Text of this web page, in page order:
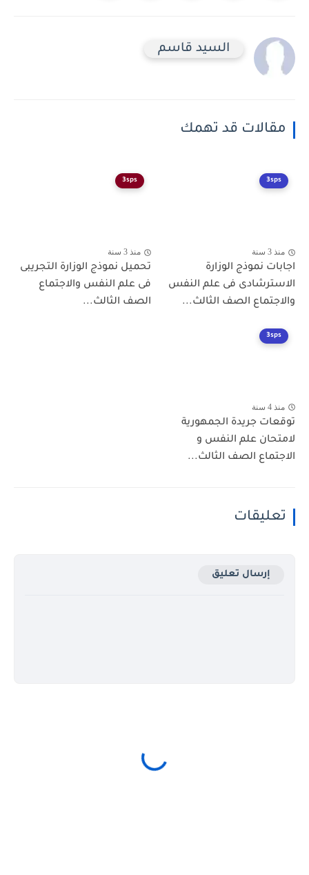
السيد قاسم
مقالات قد تهمك
3sps
منذ 3 سنة
اجابات نموذج الوزارة
الاسترشادى فى علم النفس
والاجتماع الصف الثالث...
3sps
منذ 3 سنة
تحميل نموذج الوزارة التجريبى
فى علم النفس والاجتماع
الصف الثالث...
3sps
منذ 4 سنة
توقعات جريدة الجمهورية
لامتحان علم النفس و
الاجتماع الصف الثالث...
تعليقات
إرسال تعليق